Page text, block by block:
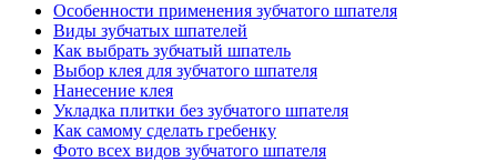
Особенности применения зубчатого шпателя
Виды зубчатых шпателей
Как выбрать зубчатый шпатель
Выбор клея для зубчатого шпателя
Нанесение клея
Укладка плитки без зубчатого шпателя
Как самому сделать гребенку
Фото всех видов зубчатого шпателя